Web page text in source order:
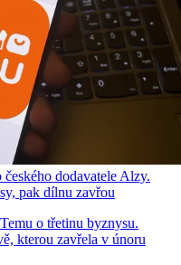
dodavatele Alzy.
pak dílnu zavřou
o třetinu byznysu.
kterou zavřela v únoru